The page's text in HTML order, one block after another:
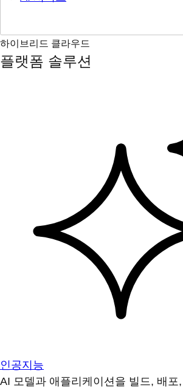
하이브리드 클라우드
플랫폼 솔루션
인공지능
AI 모델과 애플리케이션을 빌드, 배포